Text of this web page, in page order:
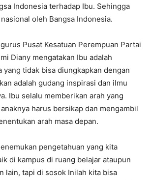
Indonesia terhadap Ibu. Sehingga
oleh Bangsa Indonesia.
Pusat Kesatuan Perempuan Partai
Diany mengatakan Ibu adalah
yang tidak bisa diungkapkan dengan
adalah gudang inspirasi dan ilmu
Ibu selalu memberikan arah yang
harus bersikap dan mengambil
arah masa depan.
pengetahuan yang kita
di kampus di ruang belajar ataupun
lain, tapi di sosok Inilah kita bisa